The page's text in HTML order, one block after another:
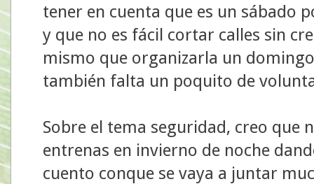
tener en cuenta que es un sábado
y que no es fácil cortar calles sin
mismo que organizarla un
también falta un poquito de
Sobre el tema seguridad, creo que
entrenas en invierno de noche
cuento conque se vaya a juntar